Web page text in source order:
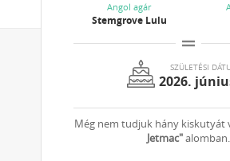
Angol agár
Stemgrove Lulu
SZÜLETÉSI
2026.
Még nem tudjuk hány kiskutyát
Jetmac"alomban.